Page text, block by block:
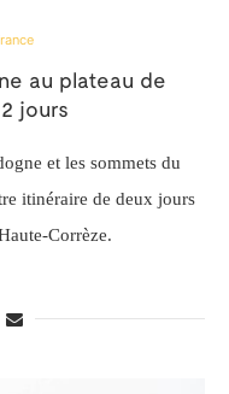
au plateau de
jours
et les sommets du
itinéraire de deux jours
Corrèze.